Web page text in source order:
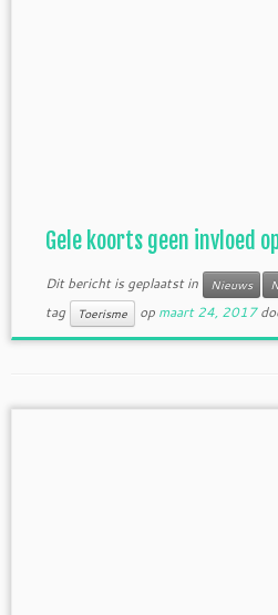
Gele koorts geen invloed
Dit bericht is geplaatst in Nieuws
tag
Toerisme op maart 24, 2017